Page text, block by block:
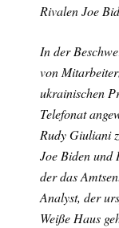
Rivalen Joe
In der
von
ukrainischen
Telefonat
Rudy Giuliani
Joe Biden und
der das
Analyst, der
Weiße Haus